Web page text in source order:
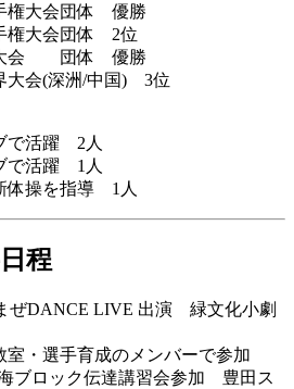
権大会団体 優勝
権大会団体 2位
大会 団体 優勝
大会(深洲/中国) 3位
で活躍 2人
で活躍 1人
体操を指導 1人
程
ぜDANCE LIVE 出演 緑文化小劇
・選手育成のメンバーで参加
ブロック伝達講習会参加 豊田ス